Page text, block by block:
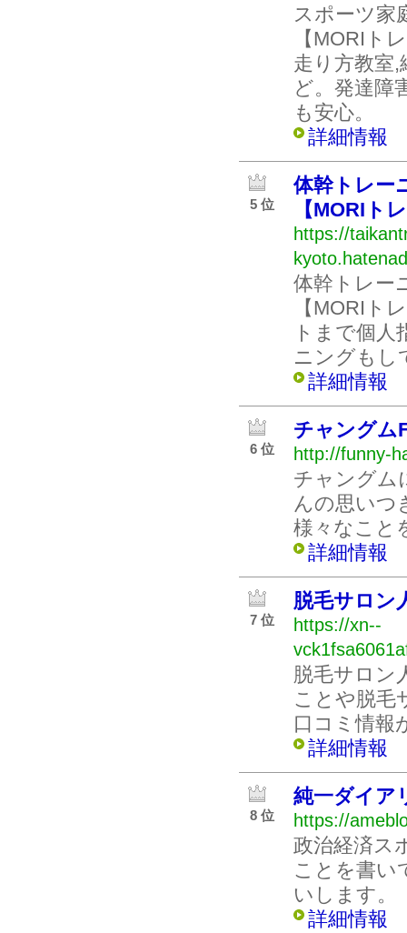
スポーツ家
【MORIト
走り方教室,
ど。発達障
も安心。
詳細情報
5 位
体幹トレー
【MORIト
https://
体幹トレー
【MORIト
トまで個
ニングもし
詳細情報
6 位
チャングム
http://funny-
チャングム
んの思いつ
様々なこと
詳細情報
7 位
脱毛サロン
https://xn--
脱毛サロン
ことや脱毛
口コミ情報
詳細情報
8 位
純一ダイア
https://
政治経済ス
ことを書い
いします。
詳細情報